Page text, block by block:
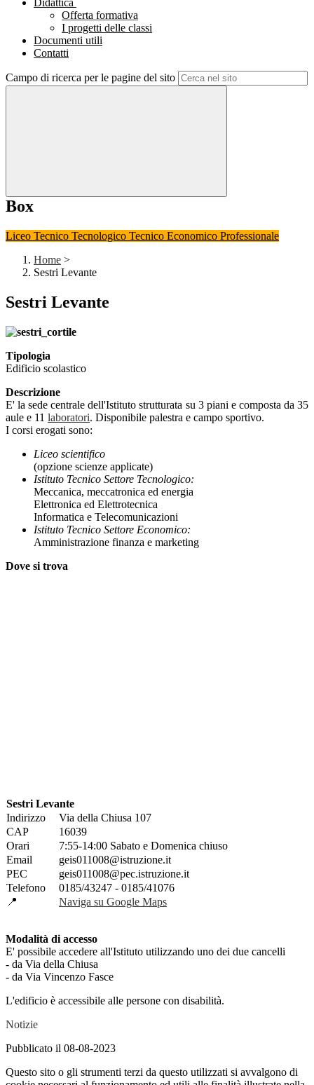
Didattica
Offerta formativa
I progetti delle classi
Documenti utili
Contatti
Campo di ricerca per le pagine del sito
Box
Liceo Tecnico Tecnologico Tecnico Economico Professionale
Home >
Sestri Levante
Sestri Levante
Tipologia
Edificio scolastico
Descrizione
E' la sede centrale dell'Istituto strutturata su 3 piani e composta da 35
aule e 11 laboratori. Disponibile palestra e campo sportivo.
I corsi erogati sono:
Liceo scientifico
(opzione scienze applicate)
Istituto Tecnico Settore Tecnologico:
Meccanica, meccatronica ed energia
Elettronica ed Elettrotecnica
Informatica e Telecomunicazioni
Istituto Tecnico Settore Economico:
Amministrazione finanza e marketing
Dove si trova
Sestri Levante
Indirizzo
Via della Chiusa 107
CAP
16039
Orari
7:55-14:00 Sabato e Domenica chiuso
Email
geis011008@istruzione.it
PEC
geis011008@pec.istruzione.it
Telefono
0185/43247 - 0185/41076
📍
Naviga su Google Maps
Modalità di accesso
E' possibile accedere all'Istituto utilizzando uno dei due cancelli
- da Via della Chiusa
- da Via Vincenzo Fasce
L'edificio è accessibile alle persone con disabilità.
Notizie
Pubblicato il 08-08-2023
Questo sito o gli strumenti terzi da questo utilizzati si avvalgono di